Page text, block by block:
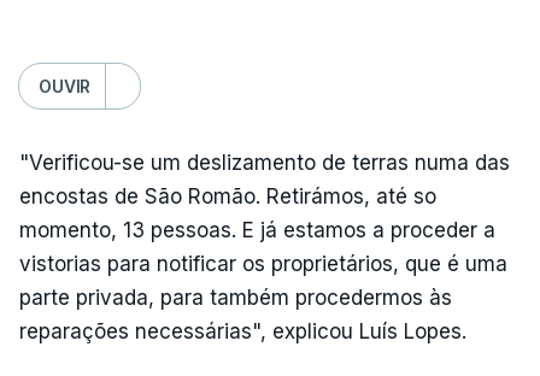
OUVIR
"Verificou-se um deslizamento de terras numa das
encostas de São Romão. Retirámos, até so
momento, 13 pessoas. E já estamos a proceder a
vistorias para notificar os proprietários, que é uma
parte privada, para também procedermos às
reparações necessárias", explicou Luís Lopes.